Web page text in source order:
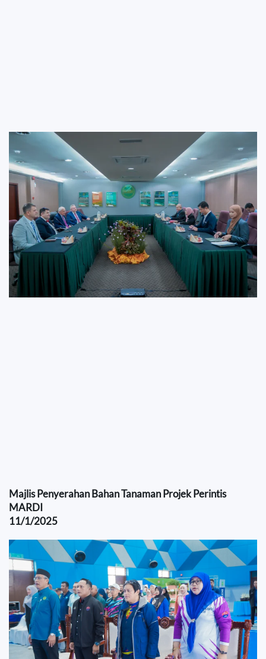
Majlis Penyerahan Bahan Tanaman Projek Perintis
MARDI
11/1/2025